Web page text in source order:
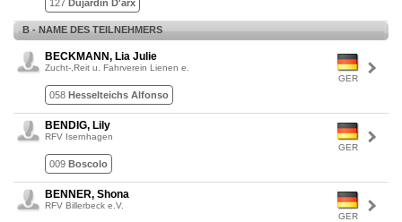
127 Dujardin D'arx
B - NAME DES TEILNEHMERS
GER
BECKMANN, Lia Julie
Zucht-,Reit u. Fahrverein Lienen e.
058 Hesselteichs Alfonso
GER
BENDIG, Lily
RFV Isernhagen
009 Boscolo
GER
BENNER, Shona
RFV Billerbeck e.V.